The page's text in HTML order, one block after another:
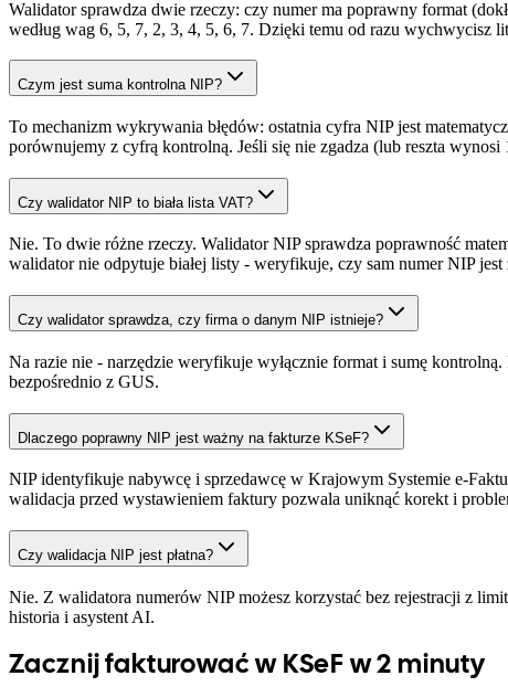
Walidator sprawdza dwie rzeczy: czy numer ma poprawny format
według wag 6, 5, 7, 2, 3, 4, 5, 6, 7. Dzięki temu od razu wychwycisz
Czym jest suma kontrolna NIP?
To mechanizm wykrywania błędów: ostatnia cyfra NIP jest
porównujemy z cyfrą kontrolną. Jeśli się nie zgadza (lub reszta wynosi
Czy walidator NIP to biała lista VAT?
Nie. To dwie różne rzeczy. Walidator NIP sprawdza poprawność
walidator nie odpytuje białej listy - weryfikuje, czy sam numer NIP
Czy walidator sprawdza, czy firma o danym NIP istnieje?
Na razie nie - narzędzie weryfikuje wyłącznie format i sumę
bezpośrednio z GUS.
Dlaczego poprawny NIP jest ważny na fakturze KSeF?
NIP identyfikuje nabywcę i sprzedawcę w Krajowym Systemie e-
walidacja przed wystawieniem faktury pozwala uniknąć korekt i
Czy walidacja NIP jest płatna?
Nie. Z walidatora numerów NIP możesz korzystać bez rejestracji z
historia i asystent AI.
Zacznij fakturować w KSeF w 2 minuty